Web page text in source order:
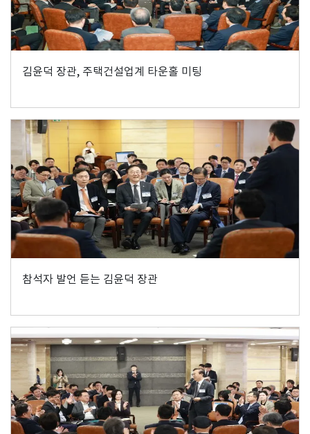
김윤덕 장관, 주택건설업계 타운홀 미팅
참석자 발언 듣는 김윤덕 장관